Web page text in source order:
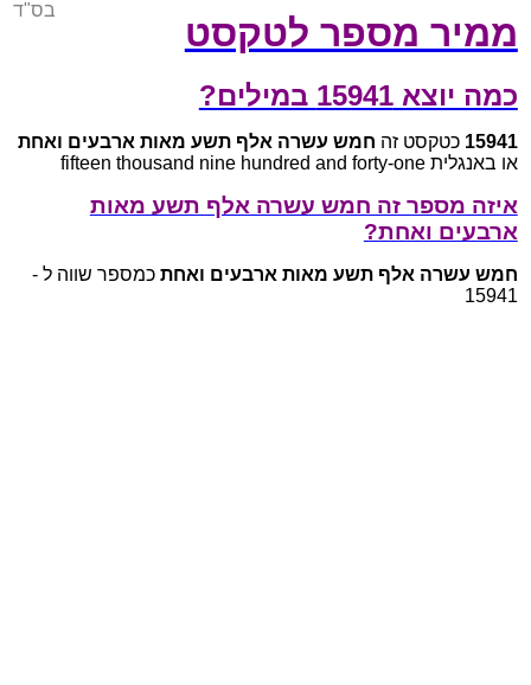
ממיר מספר לטקסט
בס"ד
כמה יוצא 15941 במילים?
15941 כטקסט זה חמש עשרה אלף תשע מאות ארבעים ואחת
או באנגלית fifteen thousand nine hundred and forty-one
איזה מספר זה חמש עשרה אלף תשע מאות
ארבעים ואחת?
חמש עשרה אלף תשע מאות ארבעים ואחת כמספר שווה ל -
15941